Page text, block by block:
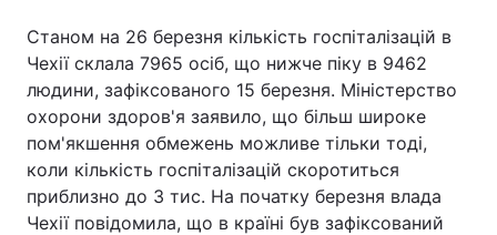
Станом на 26 березня кількість госпіталізацій в
Чехії склала 7965 осіб, що нижче піку в 9462
людини, зафіксованого 15 березня. Міністерство
охорони здоров'я заявило, що більш широке
пом'якшення обмежень можливе тільки тоді,
коли кількість госпіталізацій скоротиться
приблизно до 3 тис. На початку березня влада
Чехії повідомила, що в країні був зафіксований